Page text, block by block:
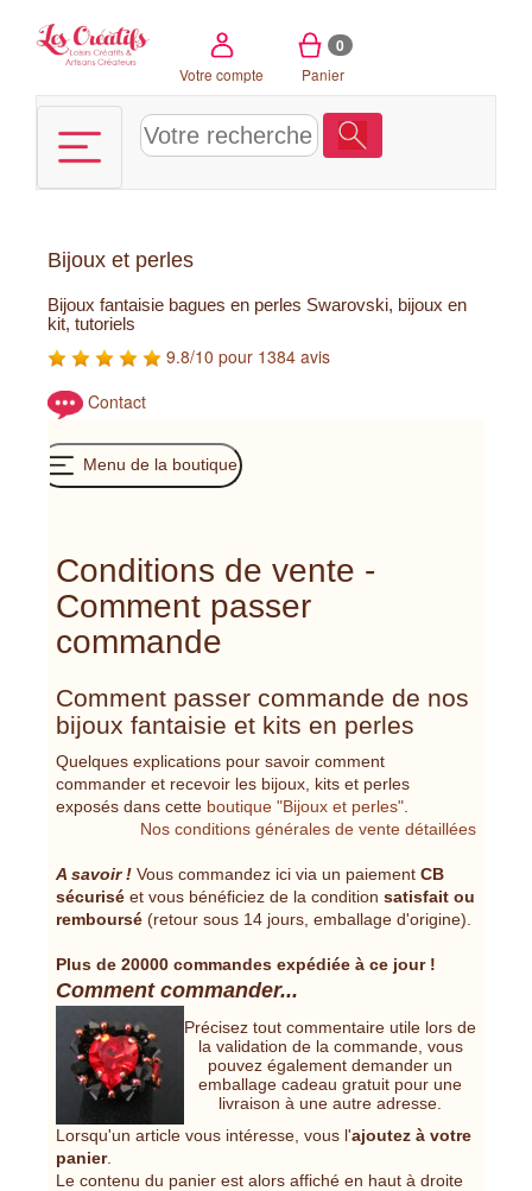
Votre compte
0
Panier
Bijoux et perles
Bijoux fantaisie bagues en perles Swarovski, bijoux en
kit, tutoriels
9.8/10 pour 1384 avis
Contact
Menu de la boutique
Conditions de vente -
Comment passer
commande
Comment passer commande de nos
bijoux fantaisie et kits en perles
Quelques explications pour savoir comment
commander et recevoir les bijoux, kits et perles
exposés dans cette boutique "Bijoux et perles"
Nos conditions générales de vente détaillées
A savoir ! Vous commandez ici via un paiement CB
sécurisé et vous bénéficiez de la condition satisfait ou
remboursé (retour sous 14 jours, emballage d'origine).
Plus de 20000 commandes expédiée à ce jour !
Comment commander...
Précisez tout commentaire utile lors de
la validation de la commande, vous
pouvez également demander un
emballage cadeau gratuit pour une
livraison à une autre adresse.
Lorsqu'un article vous intéresse, vous l'ajoutez à votre
panier.
Le contenu du panier est alors affiché en haut à droite